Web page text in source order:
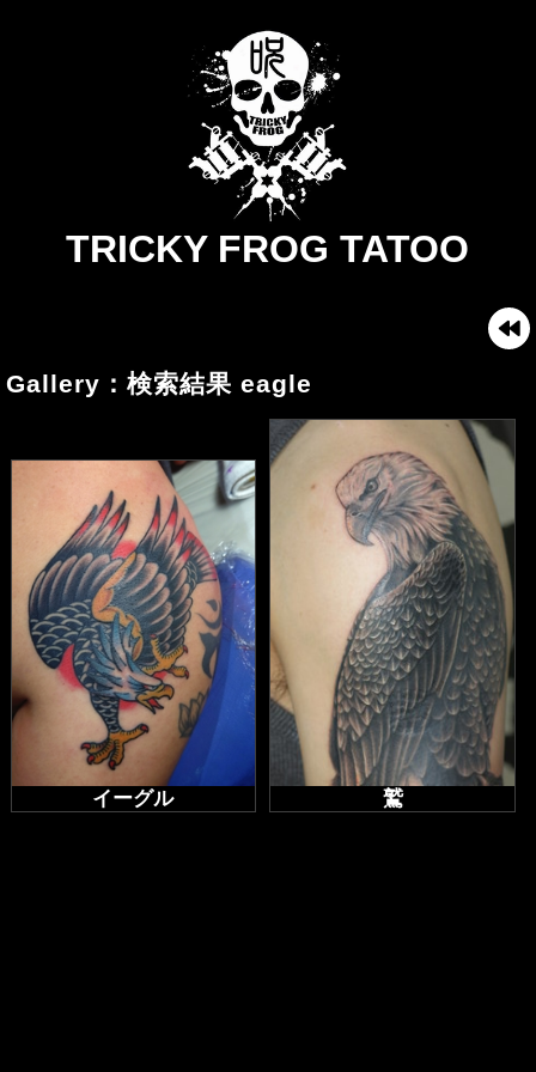
TRICKY FROG TATOO
Gallery：検索結果 eagle
イーグル 鷲